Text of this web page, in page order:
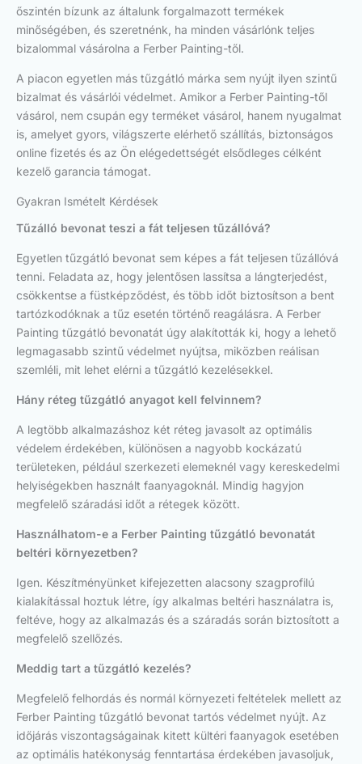
őszintén bízunk az általunk forgalmazott termékek
minőségében, és szeretnénk, ha minden vásárlónk teljes
bizalommal vásárolna a Ferber Painting-től.
A piacon egyetlen más tűzgátló márka sem nyújt ilyen szintű
bizalmat és vásárlói védelmet. Amikor a Ferber Painting-től
vásárol, nem csupán egy terméket vásárol, hanem nyugalmat
is, amelyet gyors, világszerte elérhető szállítás, biztonságos
online fizetés és az Ön elégedettségét elsődleges célként
kezelő garancia támogat.
Gyakran Ismételt Kérdések
Tűzálló bevonat teszi a fát teljesen tűzállóvá?
Egyetlen tűzgátló bevonat sem képes a fát teljesen tűzállóvá
tenni. Feladata az, hogy jelentősen lassítsa a lángterjedést,
csökkentse a füstképződést, és több időt biztosítson a bent
tartózkodóknak a tűz esetén történő reagálásra. A Ferber
Painting tűzgátló bevonatát úgy alakították ki, hogy a lehető
legmagasabb szintű védelmet nyújtsa, miközben reálisan
szemléli, mit lehet elérni a tűzgátló kezelésekkel.
Hány réteg tűzgátló anyagot kell felvinnem?
A legtöbb alkalmazáshoz két réteg javasolt az optimális
védelem érdekében, különösen a nagyobb kockázatú
területeken, például szerkezeti elemeknél vagy kereskedelmi
helyiségekben használt faanyagoknál. Mindig hagyjon
megfelelő száradási időt a rétegek között.
Használhatom-e a Ferber Painting tűzgátló bevonatát
beltéri környezetben?
Igen. Készítményünket kifejezetten alacsony szagprofilú
kialakítással hoztuk létre, így alkalmas beltéri használatra is,
feltéve, hogy az alkalmazás és a száradás során biztosított a
megfelelő szellőzés.
Meddig tart a tűzgátló kezelés?
Megfelelő felhordás és normál környezeti feltételek mellett az
Ferber Painting tűzgátló bevonat tartós védelmet nyújt. Az
időjárás viszontagságainak kitett kültéri faanyagok esetében
az optimális hatékonyság fenntartása érdekében javasoljuk,